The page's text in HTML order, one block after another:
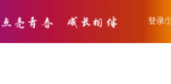
登录/